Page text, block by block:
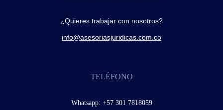
¿Quieres trabajar con nosotros?
info@asesoriasjuridicas.com.co
TELÉFONO
Whatsapp: +57 301 7818059